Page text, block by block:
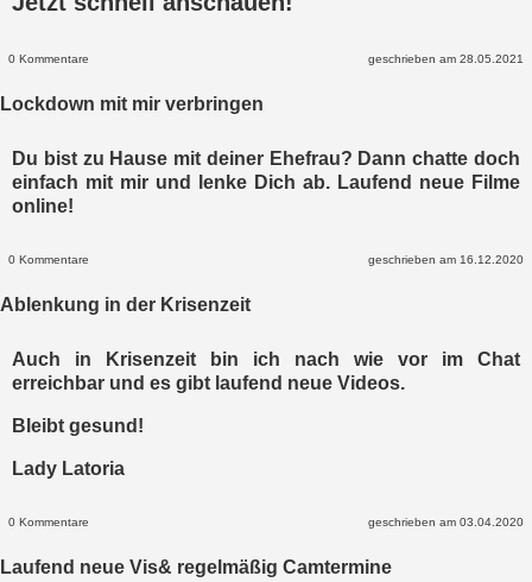
0 Kommentare geschrieben am 28.05.2021
Lockdown mit mir verbringen
Du bist zu Hause mit deiner Ehefrau? Dann chatte doch
einfach mit mir und lenke Dich ab. Laufend neue Filme
online!
0 Kommentare geschrieben am 16.12.2020
Ablenkung in der Krisenzeit
Auch in Krisenzeit bin ich nach wie vor im Chat
erreichbar und es gibt laufend neue Videos.
Bleibt gesund!
Lady Latoria
0 Kommentare geschrieben am 03.04.2020
Laufend neue Vis& regelmäßig Camtermine